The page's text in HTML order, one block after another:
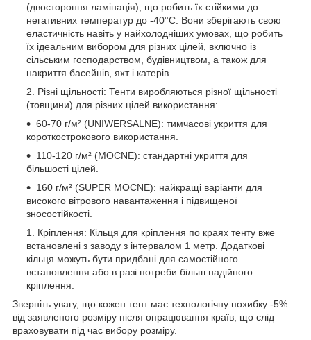
(двостороння ламінація), що робить їх стійкими до
негативних температур до -40°C. Вони зберігають свою
еластичність навіть у найхолодніших умовах, що робить
їх ідеальним вибором для різних цілей, включно із
сільським господарством, будівництвом, а також для
накриття басейнів, яхт і катерів.
Різні щільності: Тенти виробляються різної щільності
(товщини) для різних цілей використання:
60-70 г/м² (UNIWERSALNE): тимчасові укриття для
короткострокового використання.
110-120 г/м² (MOCNE): стандартні укриття для
більшості цілей.
160 г/м² (SUPER MOCNE): найкращі варіанти для
високого вітрового навантаження і підвищеної
зносостійкості.
Кріплення: Кільця для кріплення по краях тенту вже
встановлені з заводу з інтервалом 1 метр. Додаткові
кільця можуть бути придбані для самостійного
встановлення або в разі потреби більш надійного
кріплення.
Зверніть увагу, що кожен тент має технологічну похибку -5%
від заявленого розміру після опрацювання країв, що слід
враховувати під час вибору розміру.